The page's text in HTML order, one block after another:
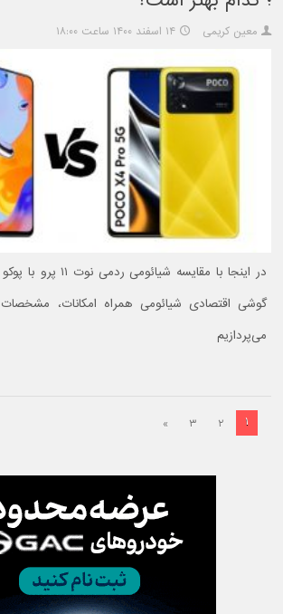
معین کریمی ۱۴ اسفند ۱۴۰۰ ساعت ۱۸:۰۰
گوشی اقتصادی شیائومی همراه امکانات،
می‌پردازیم
۱ ۲ ۳ »